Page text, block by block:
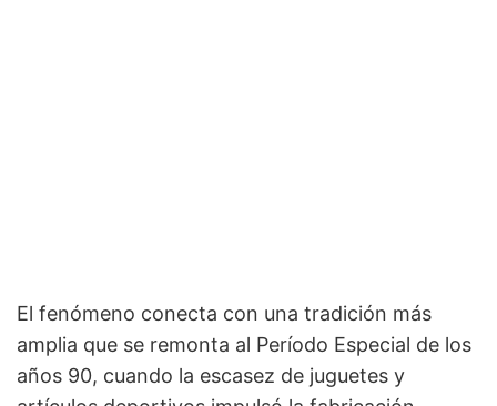
El fenómeno conecta con una tradición más
amplia que se remonta al Período Especial de los
años 90, cuando la escasez de juguetes y